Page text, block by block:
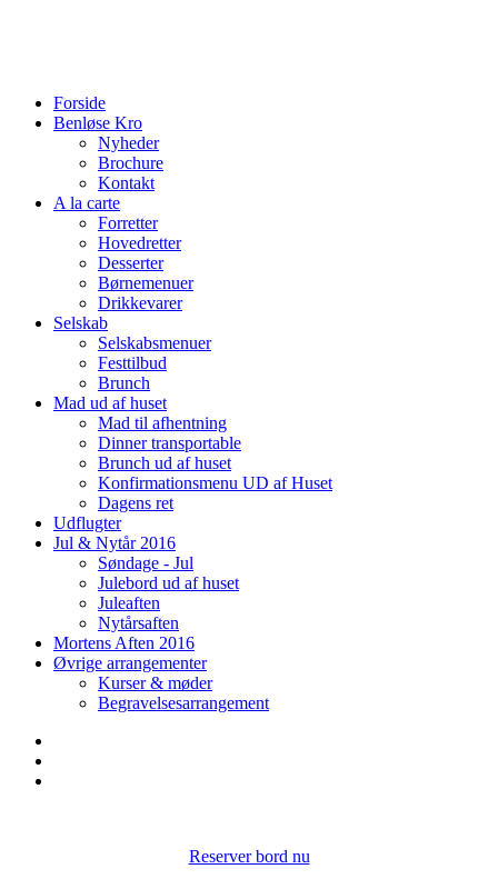
Forside
Benløse Kro
Nyheder
Brochure
Kontakt
A la carte
Forretter
Hovedretter
Desserter
Børnemenuer
Drikkevarer
Selskab
Selskabsmenuer
Festtilbud
Brunch
Mad ud af huset
Mad til afhentning
Dinner transportable
Brunch ud af huset
Konfirmationsmenu UD af Huset
Dagens ret
Udflugter
Jul & Nytår 2016
Søndage - Jul
Julebord ud af huset
Juleaften
Nytårsaften
Mortens Aften 2016
Øvrige arrangementer
Kurser & møder
Begravelsesarrangement
Reserver bord nu